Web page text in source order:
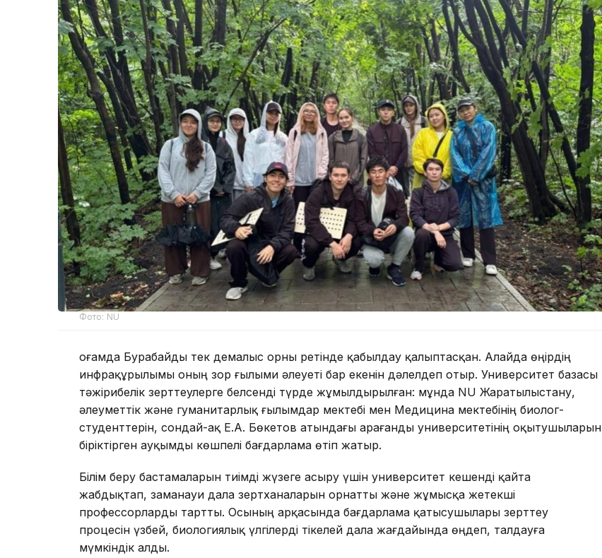
Фото: NU
Қоғамда Бурабайды тек демалыс орны ретінде қабылдау қалыптасқан. Алайда өңірдің
инфрақұрылымы оның зор ғылыми әлеуеті бар екенін дәлелдеп отыр. Университет базасы
тәжірибелік зерттеулерге белсенді түрде жұмылдырылған: мұнда NU Жаратылыстану,
әлеуметтік және гуманитарлық ғылымдар мектебі мен Медицина мектебінің биолог-
студенттерін, сондай-ақ Е.А. Бөкетов атындағы Қарағанды университетінің оқытушыларын
біріктірген ауқымды көшпелі бағдарлама өтіп жатыр.
Білім беру бастамаларын тиімді жүзеге асыру үшін университет кешенді қайта
жабдықтап, заманауи дала зертханаларын орнатты және жұмысқа жетекші
профессорларды тартты. Осының арқасында бағдарлама қатысушылары зерттеу
процесін үзбей, биологиялық үлгілерді тікелей дала жағдайында өңдеп, талдауға
мүмкіндік алды.